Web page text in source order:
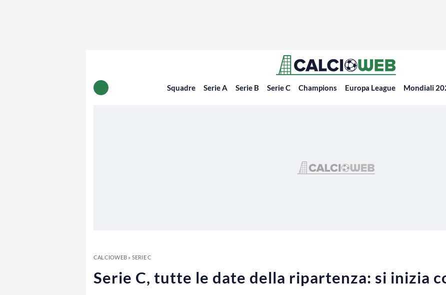
Squadre Serie A Serie B Serie C Champions Europa League Mondiali
CALCIOWEB» SERIE C
Serie C, tutte le date della ripartenza: si inizia